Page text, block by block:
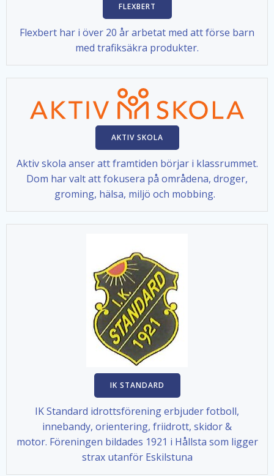
FLEXBERT
Flexbert har i över 20 år arbetat med att förse barn
med trafiksäkra produkter.
AKTIV SKOLA
Aktiv skola anser att framtiden börjar i klassrummet.
Dom har valt att fokusera på områdena, droger,
groming, hälsa, miljö och mobbing.
IK STANDARD
IK Standard idrottsförening erbjuder fotboll,
innebandy, orientering, friidrott, skidor &
motor. Föreningen bildades 1921 i Hållsta som ligger
strax utanför Eskilstuna